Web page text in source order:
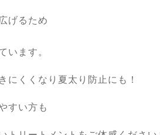
げるため
います。
にくくなり夏太り防止にも！
すい方も